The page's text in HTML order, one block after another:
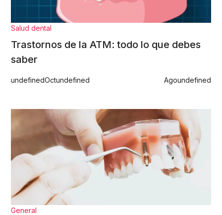
Salud dental
Trastornos de la ATM: todo lo que debes
saber
undefinedOctundefined Agoundefined
General